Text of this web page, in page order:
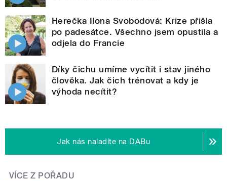
Herečka Ilona Svobodová: Krize přišla
po padesátce. Všechno jsem opustila a
odjela do Francie
Díky čichu umíme vycítit i stav jiného
člověka. Jak čich trénovat a kdy je
výhoda necítit?
Jak nás naladíte na DABu
VÍCE Z POŘADU